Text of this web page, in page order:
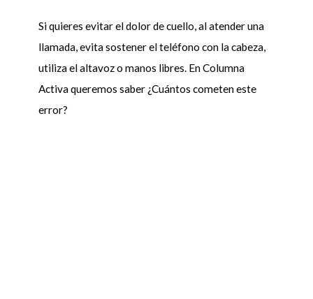
Si quieres evitar el dolor de cuello, al atender una
llamada, evita sostener el teléfono con la cabeza,
utiliza el altavoz o manos libres. En Columna
Activa queremos saber ¿Cuántos cometen este
error?